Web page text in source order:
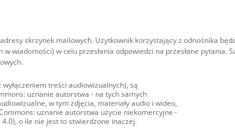
skrzynek mailowych. Użytkownik korzystający z odnośnika
wiadomości) w celu przesłania odpowiedzi na przesłane pytania.
treści audiowizualnych), są
uznanie autorstwa - na tych samych
w tym zdjęcia, materiały audio i wideo,
uznanie autorstwa użycie niekomercyjne -
o ile nie jest to stwierdzone inaczej.